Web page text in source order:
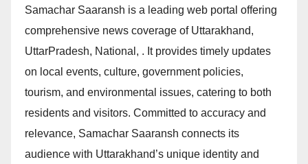
Samachar Saaransh is a leading web portal offering
comprehensive news coverage of Uttarakhand,
UttarPradesh, National, . It provides timely updates
on local events, culture, government policies,
tourism, and environmental issues, catering to both
residents and visitors. Committed to accuracy and
relevance, Samachar Saaransh connects its
audience with Uttarakhand’s unique identity and